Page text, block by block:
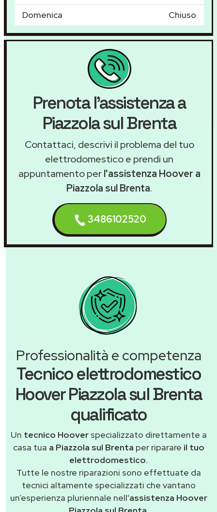
Domenica
Chiuso
Prenota l'assistenza a
Piazzola sul Brenta
Contattaci, descrivi il problema del tuo
elettrodomestico e prendi un
appuntamento perl'assistenza Hoover a
Piazzola sul Brenta.
3486102520
Professionalità e competenza
Tecnico elettrodomestico
Hoover Piazzola sul Brenta
qualificato
Un tecnico Hooverspecializzato direttamente a
casa tua a Piazzola sul Brenta per riparare il tuo
elettrodomestico.
Tutte le nostre riparazioni sono effettuate da
tecnici altamente specializzati che vantano
un’esperienza pluriennale nell'assistenza Hoover